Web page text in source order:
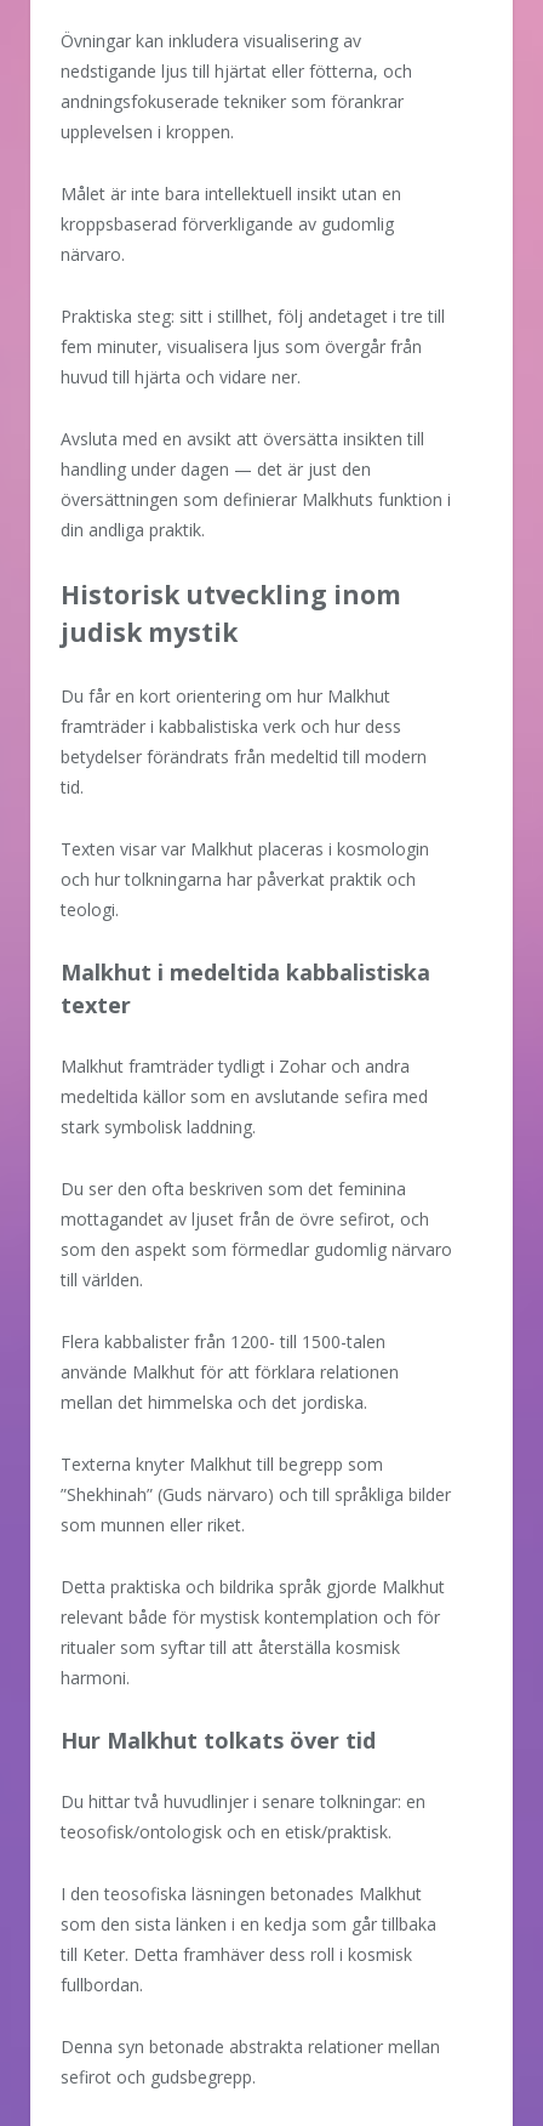
Övningar kan inkludera visualisering av
nedstigande ljus till hjärtat eller fötterna, och
andningsfokuserade tekniker som förankrar
upplevelsen i kroppen.
Målet är inte bara intellektuell insikt utan en
kroppsbaserad förverkligande av gudomlig
närvaro.
Praktiska steg: sitt i stillhet, följ andetaget i tre till
fem minuter, visualisera ljus som övergår från
huvud till hjärta och vidare ner.
Avsluta med en avsikt att översätta insikten till
handling under dagen — det är just den
översättningen som definierar Malkhuts funktion i
din andliga praktik.
Historisk utveckling inom
judisk mystik
Du får en kort orientering om hur Malkhut
framträder i kabbalistiska verk och hur dess
betydelser förändrats från medeltid till modern
tid.
Texten visar var Malkhut placeras i kosmologin
och hur tolkningarna har påverkat praktik och
teologi.
Malkhut i medeltida kabbalistiska
texter
Malkhut framträder tydligt i Zohar och andra
medeltida källor som en avslutande sefira med
stark symbolisk laddning.
Du ser den ofta beskriven som det feminina
mottagandet av ljuset från de övre sefirot, och
som den aspekt som förmedlar gudomlig närvaro
till världen.
Flera kabbalister från 1200- till 1500-talen
använde Malkhut för att förklara relationen
mellan det himmelska och det jordiska.
Texterna knyter Malkhut till begrepp som
”Shekhinah” (Guds närvaro) och till språkliga bilder
som munnen eller riket.
Detta praktiska och bildrika språk gjorde Malkhut
relevant både för mystisk kontemplation och för
ritualer som syftar till att återställa kosmisk
harmoni.
Hur Malkhut tolkats över tid
Du hittar två huvudlinjer i senare tolkningar: en
teosofisk/ontologisk och en etisk/praktisk.
I den teosofiska läsningen betonades Malkhut
som den sista länken i en kedja som går tillbaka
till Keter. Detta framhäver dess roll i kosmisk
fullbordan.
Denna syn betonade abstrakta relationer mellan
sefirot och gudsbegrepp.